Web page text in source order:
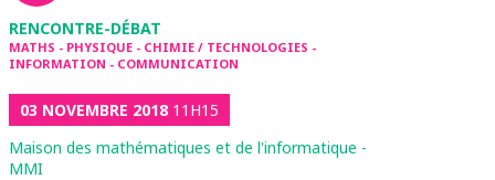
RENCONTRE-DÉBAT
MATHS - PHYSIQUE - CHIMIE / TECHNOLOGIES -
INFORMATION - COMMUNICATION
03 NOVEMBRE 201811H15
Maison des mathématiques et de l'informatique -
MMI